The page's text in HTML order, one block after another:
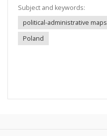
Subject and keywords:
political-administrative maps
Poland